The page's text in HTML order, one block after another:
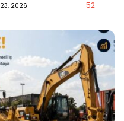
23, 2026
52